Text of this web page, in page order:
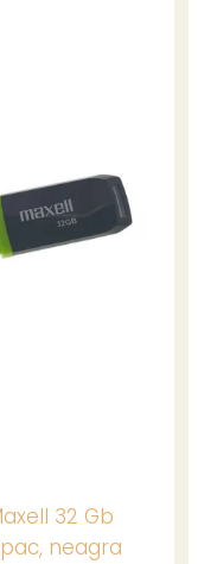
32 Gb
neagra